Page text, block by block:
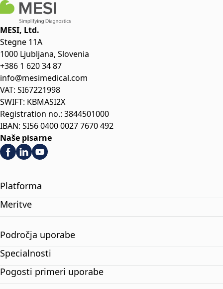
MESI, Ltd.
Stegne 11A
1000 Ljubljana, Slovenia
+386 1 620 34 87
info@mesimedical.com
VAT: SI67221998
SWIFT: KBMASI2X
Registration no.: 3844501000
IBAN: SI56 0400 0027 7670 492
Naše pisarne
Platforma
Meritve
Področja uporabe
Specialnosti
Pogosti primeri uporabe